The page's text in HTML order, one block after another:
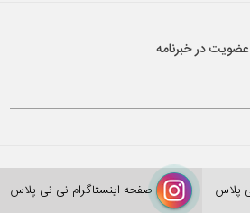
عضویت در خبرنامه
سلب مسئولیت عمومی
حریم خصوصی نی نی+
پلاس صفحه اینستاگرام نی نی پلاس